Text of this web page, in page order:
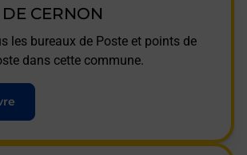
CERNON
les bureaux de Poste et points de
dans cette commune.